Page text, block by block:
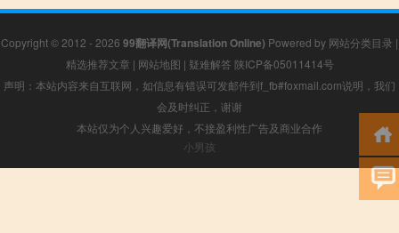
Copyright © 2012 - 2026 99翻译网(Translation Online) Powered by 网站分类目录 |
精选推荐文章 | 网站地图 | 疑难解答 陕ICP备05011414号
声明：本站内容来自互联网，如信息有错误可发邮件到f_fb#foxmail.com说明，我们
会及时纠正，谢谢
本站仅为个人兴趣爱好，不接盈利性广告及商业合作
小男孩